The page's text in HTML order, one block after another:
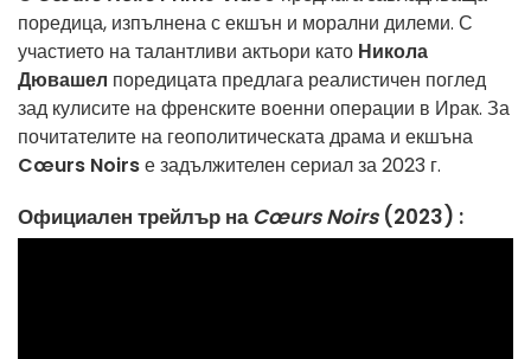
поредица, изпълнена с екшън и морални дилеми. С
участието на талантливи актьори като Никола
Дювашел поредицата предлага реалистичен поглед
зад кулисите на френските военни операции в Ирак. За
почитателите на геополитическата драма и екшъна
Cœurs Noirsе задължителен сериал за 2023 г.
Официален трейлър на Cœurs Noirs(2023) :